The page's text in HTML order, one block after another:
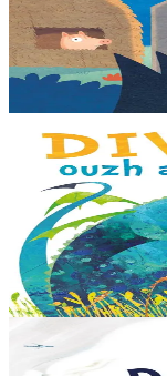
Il était une fois trois
parents. Il était temps
collection propose...
12,00 €
Bannoù-heol
Look out, it's a
Eflammez la
quand elle trouve la
"Ouste ! On ne veut
En stock13,00 €
Bannoù-heol